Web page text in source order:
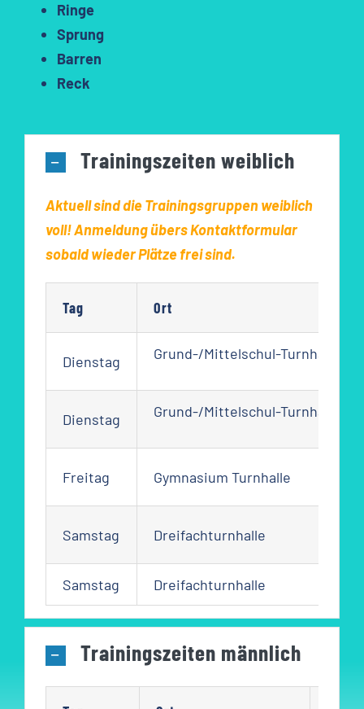
Ringe
Sprung
Barren
Reck
Trainingszeiten weiblich
Aktuell sind die Trainingsgruppen weiblich
voll! Anmeldung übers Kontaktformular
sobald wieder Plätze frei sind.
Tag Ort
Dienstag Grund-/Mittelschul-Turnhalle
Dienstag Grund-/Mittelschul-Turnhalle
Freitag Gymnasium Turnhalle
Samstag Dreifachturnhalle
Samstag Dreifachturnhalle
Trainingszeiten männlich